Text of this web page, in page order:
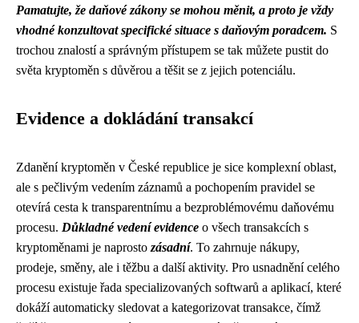
Pamatujte, že daňové zákony se mohou měnit, a proto je vždy
vhodné konzultovat specifické situace s daňovým poradcem. S
trochou znalostí a správným přístupem se tak můžete pustit do
světa kryptoměn s důvěrou a těšit se z jejich potenciálu.
Evidence a dokládání transakcí
Zdanění kryptoměn v České republice je sice komplexní oblast,
ale s pečlivým vedením záznamů a pochopením pravidel se
otevírá cesta k transparentnímu a bezproblémovému daňovému
procesu. Důkladné vedení evidence o všech transakcích s
kryptoměnami je naprosto zásadní. To zahrnuje nákupy,
prodeje, směny, ale i těžbu a další aktivity. Pro usnadnění celého
procesu existuje řada specializovaných softwarů a aplikací, které
dokáží automaticky sledovat a kategorizovat transakce, čímž